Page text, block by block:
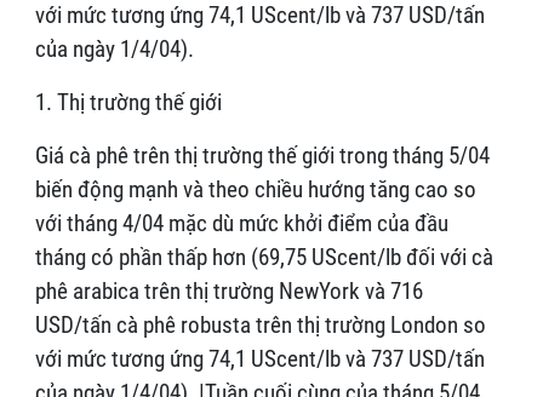
với mức tương ứng 74,1 UScent/lb và 737 USD/tấn
của ngày 1/4/04).
1. Thị trường thế giới
Giá cà phê trên thị trường thế giới trong tháng 5/04
biến động mạnh và theo chiều hướng tăng cao so
với tháng 4/04 mặc dù mức khởi điểm của đầu
tháng có phần thấp hơn (69,75 UScent/lb đối với cà
phê arabica trên thị trường NewYork và 716
USD/tấn cà phê robusta trên thị trường London so
với mức tương ứng 74,1 UScent/lb và 737 USD/tấn